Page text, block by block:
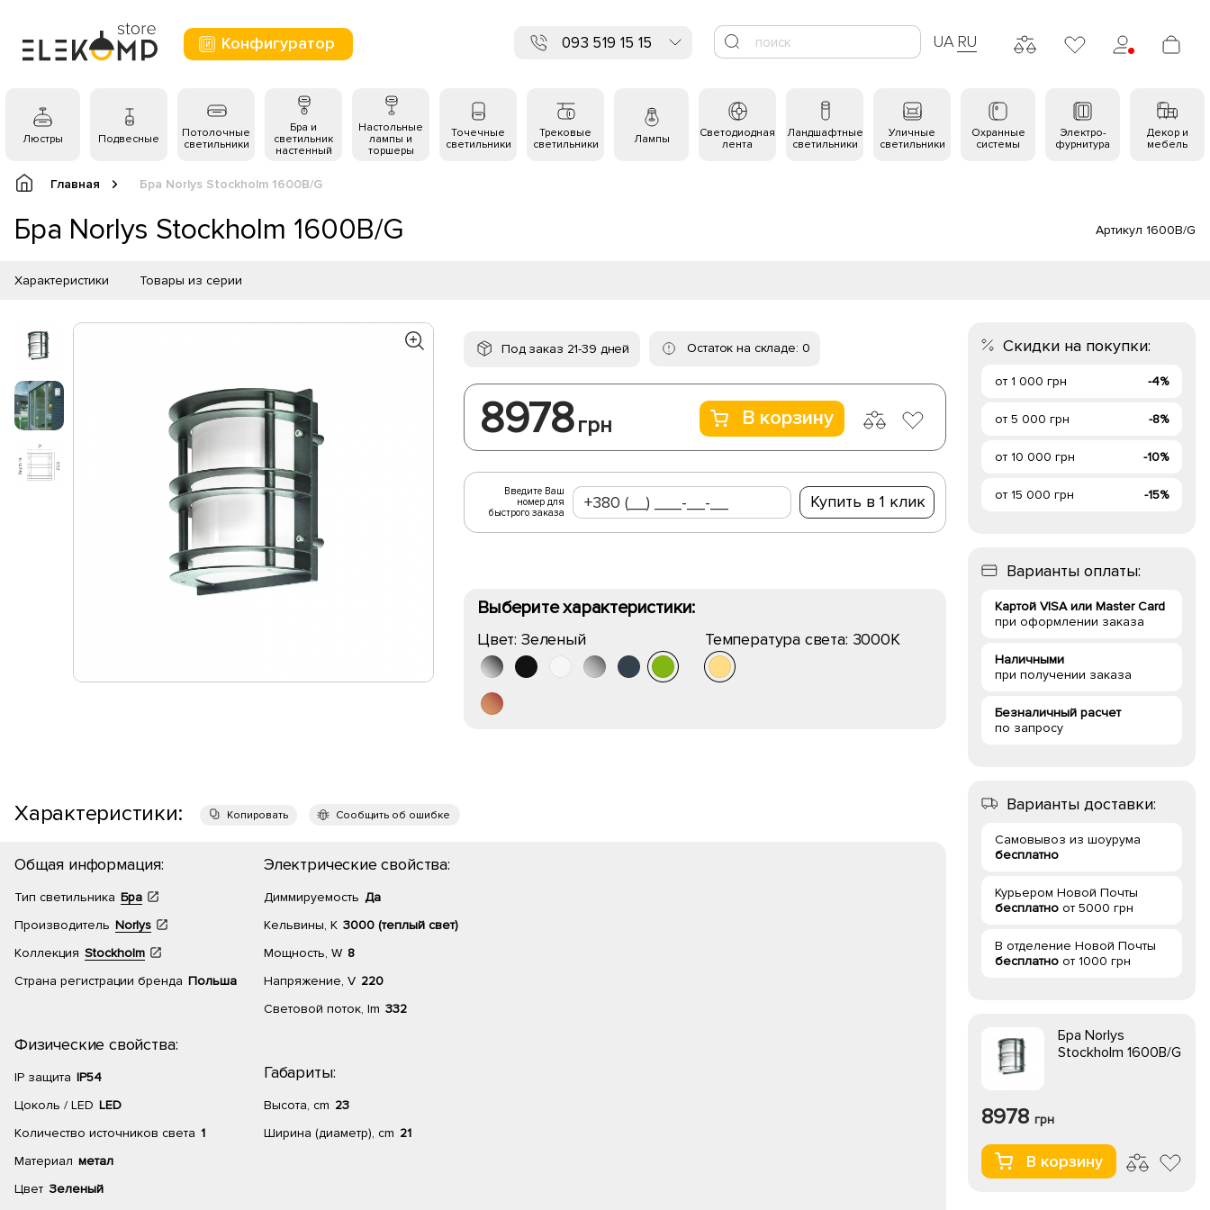
Конфигуратор 093 519 15 15 UA RU
Люстры Подвесные
Потолочные
светильники
Бра и
светильник
настенный
Настольные
лампы и
торшеры
Точечные
светильники
Трековые
светильники
Лампы
Светодиодная
лента
Ландшафтные
светильники
Уличные
светильники
Охранные
системы
Электро-
фурнитура
Декор и
мебель
Главная Бра Norlys Stockholm 1600B/G
Бра Norlys Stockholm 1600B/G Артикул 1600B/G
Характеристики Товары из серии
Под заказ 21-39 дней Остаток на складе: 0
8978 грн В корзину
Введите Ваш
номер для
быстрого заказа
Купить в 1 клик
Выберите характеристики:
Цвет: Зеленый Температура света: 3000K
Характеристики: Копировать Сообщить об ошибке
Общая информация:
Тип светильника Бра
Производитель Norlys
Коллекция Stockholm
Страна регистрации бренда Польша
Физические свойства:
IP защита IP54
Цоколь / LED LED
Количество источников света 1
Материал метал
Цвет Зеленый
Электрические свойства:
Диммируемость Да
Кельвины, К 3000 (теплый свет)
Мощность, W 8
Напряжение, V 220
Световой поток, lm 332
Габариты:
Высота, cm 23
Ширина (диаметр), cm 21
Скидки на покупки:
от 1 000 грн -4%
от 5 000 грн -8%
от 10 000 грн -10%
от 15 000 грн -15%
Варианты оплаты:
Картой VISA или Master Card
при оформлении заказа
Наличными
при получении заказа
Безналичный расчет
по запросу
Варианты доставки:
Самовывоз из шоурума
бесплатно
Курьером Новой Почты
бесплатно от 5000 грн
В отделение Новой Почты
бесплатно от 1000 грн
Бра Norlys
Stockholm 1600B/G
8978 грн
В корзину